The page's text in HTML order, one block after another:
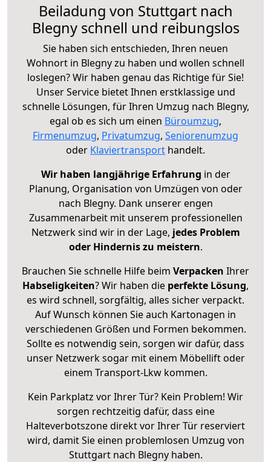
Beiladung von Stuttgart nach
Blegny schnell und reibungslos
Sie haben sich entschieden, Ihren neuen
Wohnort in Blegny zu haben und wollen schnell
loslegen? Wir haben genau das Richtige für Sie!
Unser Service bietet Ihnen erstklassige und
schnelle Lösungen, für Ihren Umzug nach Blegny,
egal ob es sich um einen Büroumzug,
Firmenumzug, Privatumzug, Seniorenumzug
oder Klaviertransport handelt.
Wir haben langjährige Erfahrung in der
Planung, Organisation von Umzügen von oder
nach Blegny. Dank unserer engen
Zusammenarbeit mit unserem professionellen
Netzwerk sind wir in der Lage, jedes Problem
oder Hindernis zu meistern.
Brauchen Sie schnelle Hilfe beim Verpacken Ihrer
Habseligkeiten? Wir haben die perfekte Lösung,
es wird schnell, sorgfältig, alles sicher verpackt.
Auf Wunsch können Sie auch Kartonagen in
verschiedenen Größen und Formen bekommen.
Sollte es notwendig sein, sorgen wir dafür, dass
unser Netzwerk sogar mit einem Möbellift oder
einem Transport-Lkw kommen.
Kein Parkplatz vor Ihrer Tür? Kein Problem! Wir
sorgen rechtzeitig dafür, dass eine
Halteverbotszone direkt vor Ihrer Tür reserviert
wird, damit Sie einen problemlosen Umzug von
Stuttgart nach Blegny haben.